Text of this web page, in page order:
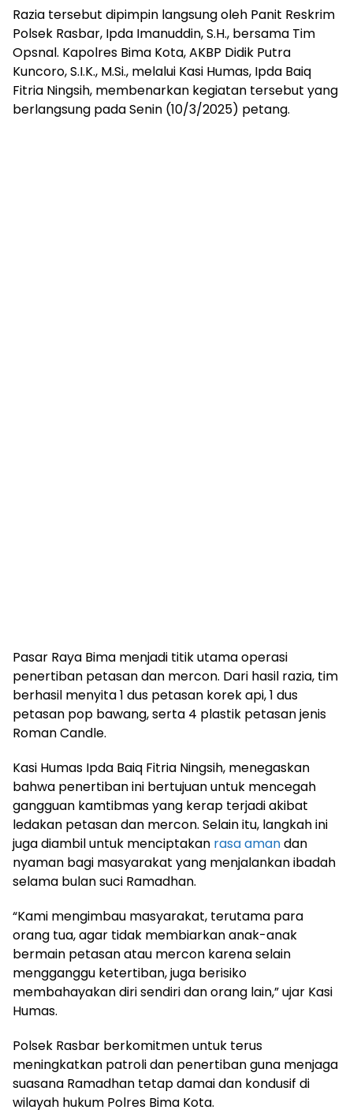
Razia tersebut dipimpin langsung oleh Panit Reskrim
Polsek Rasbar, Ipda Imanuddin, S.H., bersama Tim
Opsnal. Kapolres Bima Kota, AKBP Didik Putra
Kuncoro, S.I.K., M.Si., melalui Kasi Humas, Ipda Baiq
Fitria Ningsih, membenarkan kegiatan tersebut yang
berlangsung pada Senin (10/3/2025) petang.
Pasar Raya Bima menjadi titik utama operasi
penertiban petasan dan mercon. Dari hasil razia, tim
berhasil menyita 1 dus petasan korek api, 1 dus
petasan pop bawang, serta 4 plastik petasan jenis
Roman Candle.
Kasi Humas Ipda Baiq Fitria Ningsih, menegaskan
bahwa penertiban ini bertujuan untuk mencegah
gangguan kamtibmas yang kerap terjadi akibat
ledakan petasan dan mercon. Selain itu, langkah ini
juga diambil untuk menciptakan rasa amandan
nyaman bagi masyarakat yang menjalankan ibadah
selama bulan suci Ramadhan.
“Kami mengimbau masyarakat, terutama para
orang tua, agar tidak membiarkan anak-anak
bermain petasan atau mercon karena selain
mengganggu ketertiban, juga berisiko
membahayakan diri sendiri dan orang lain,” ujar Kasi
Humas.
Polsek Rasbar berkomitmen untuk terus
meningkatkan patroli dan penertiban guna menjaga
suasana Ramadhan tetap damai dan kondusif di
wilayah hukum Polres Bima Kota.